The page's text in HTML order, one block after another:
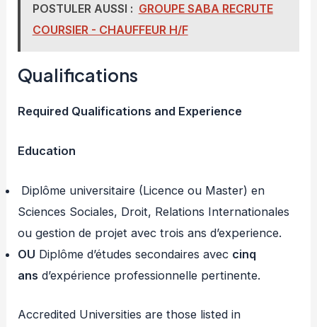
POSTULER AUSSI : GROUPE SABA RECRUTE
COURSIER - CHAUFFEUR H/F
Qualifications
Required Qualifications and Experience
Education
Diplôme universitaire (Licence ou Master) en
Sciences Sociales, Droit, Relations Internationales
ou gestion de projet avec trois ans d’experience.
OU Diplôme d’études secondaires avec cinq
ans d’expérience professionnelle pertinente.
Accredited Universities are those listed in